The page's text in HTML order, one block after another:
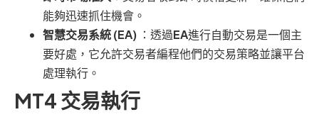
能夠迅速抓住機會。
智慧交易系統 (EA) ：透過EA進行自動交易是一個主
要好處，它允許交易者編程他們的交易策略並讓平台
處理執行。
MT4 交易執行